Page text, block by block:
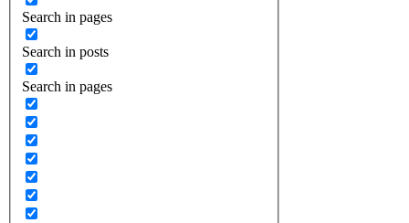
Search in pages
Search in posts
Search in pages